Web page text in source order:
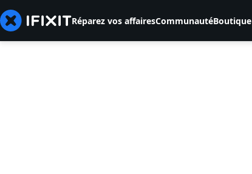
Réparez vos affairesCommunautéBoutique